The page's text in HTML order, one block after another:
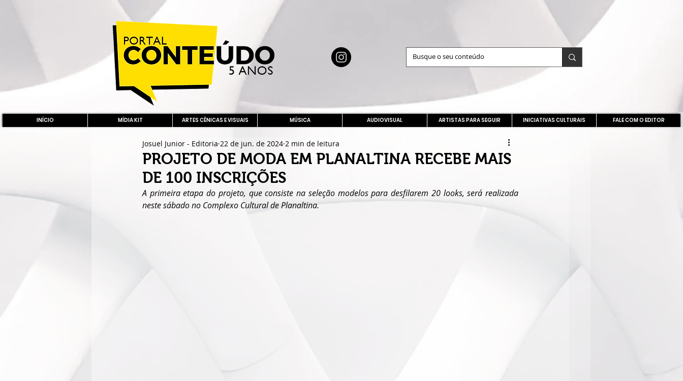
INÍCIO MÍDIA KIT ARTES CÊNICAS E VISUAIS MÚSICA AUDIOVISUAL ARTISTAS PARA SEGUIR INICIATIVAS CULTURAIS FALE COM O EDITOR
PROJETO DE MODA EM PLANALTINA RECEBE MAIS
DE 100 INSCRIÇÕES
Josuel Junior - Editoria 22 de jun. de 2024 2 min de leitura
A primeira etapa do projeto, que consiste na seleção modelos para desfilarem 20 looks, será realizada
neste sábado no Complexo Cultural de Planaltina.